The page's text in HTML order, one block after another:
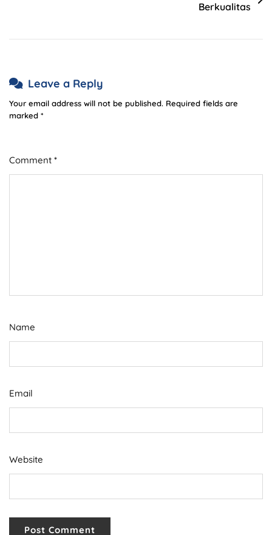
Berkualitas
Leave a Reply
Your email address will not be published. Required fields are
marked *
Comment *
Name
Email
Website